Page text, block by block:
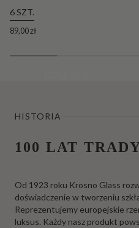
6 SZT.
89,00 zł
HISTORIA
100 LAT
Od 1923 roku Krosno Glass
doświadczenie w tworzeniu
Reprezentujemy europejskie
luksus. Każdy nasz produkt